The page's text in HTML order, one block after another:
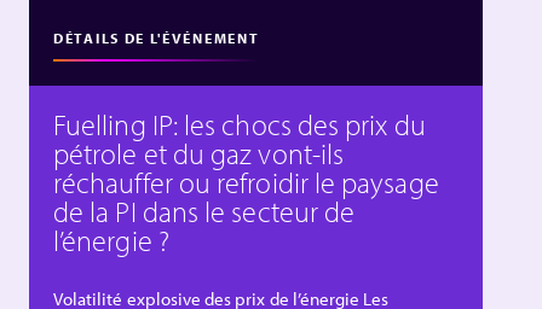
DÉTAILS DE L'ÉVÉNEMENT
Fuelling IP: les chocs des prix du
pétrole et du gaz vont‑ils
réchauffer ou refroidir le paysage
de la PI dans le secteur de
l’énergie ?
Volatilité explosive des prix de l’énergie Les